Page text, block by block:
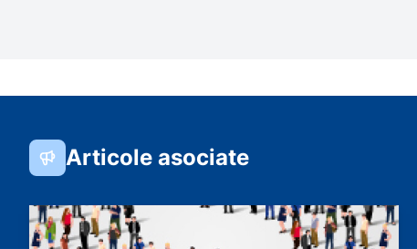
Articole asociate